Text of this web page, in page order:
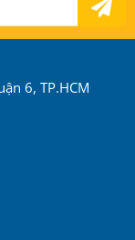
6, TP.HCM